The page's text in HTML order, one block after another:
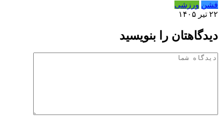
فشن ورزشی
۲۲ تیر ۱۴۰۵
دیدگاهتان را بنویسید